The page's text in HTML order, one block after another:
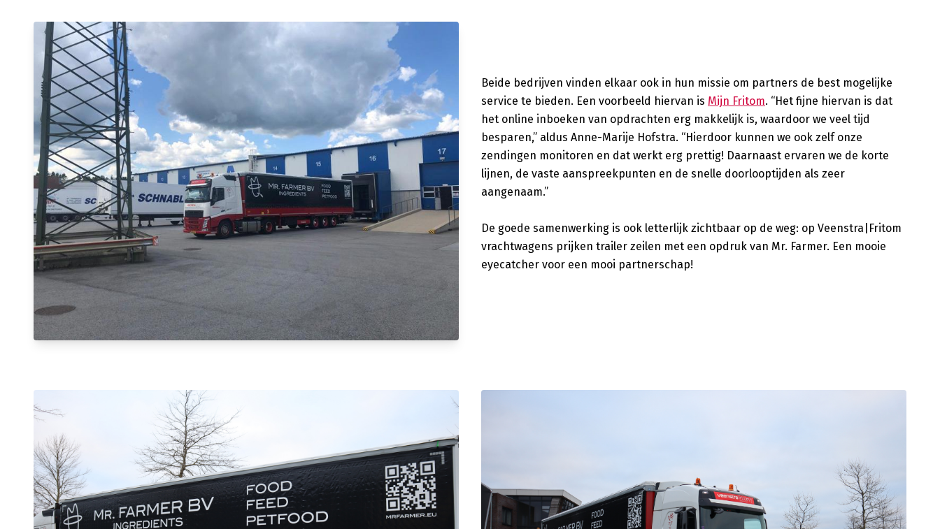
Beide bedrijven vinden elkaar ook in hun missie om partners de best mogelijke
service te bieden. Een voorbeeld hiervan is Mijn Fritom. “Het fijne hiervan is dat
het online inboeken van opdrachten erg makkelijk is, waardoor we veel tijd
besparen,” aldus Anne-Marije Hofstra. “Hierdoor kunnen we ook zelf onze
zendingen monitoren en dat werkt erg prettig! Daarnaast ervaren we de korte
lijnen, de vaste aanspreekpunten en de snelle doorlooptijden als zeer
aangenaam.”
De goede samenwerking is ook letterlijk zichtbaar op de weg: op Veenstra|Fritom
vrachtwagens prijken trailer zeilen met een opdruk van Mr. Farmer. Een mooie
eyecatcher voor een mooi partnerschap!